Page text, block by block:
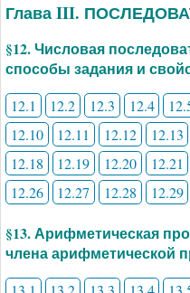
Глава III.
§12. Числовая
способы задания и
12.1 12.2 12.3 12.4
12.10
12.11 12.12 12.13
12.18
12.19 12.20 12.21
12.26
12.27 12.28 12.29
§13. Арифметическая
члена арифметической